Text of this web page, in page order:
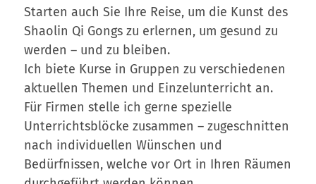
Starten auch Sie Ihre Reise, um die Kunst des
Shaolin Qi Gongs zu erlernen, um gesund zu
werden – und zu bleiben.
Ich biete Kurse in Gruppen zu verschiedenen
aktuellen Themen und Einzelunterricht an.
Für Firmen stelle ich gerne spezielle
Unterrichtsblöcke zusammen – zugeschnitten
nach individuellen Wünschen und
Bedürfnissen, welche vor Ort in Ihren Räumen